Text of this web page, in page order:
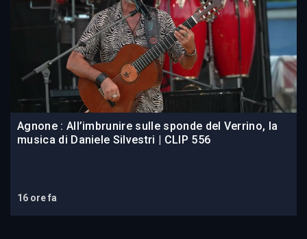
Agnone : All’imbrunire sulle sponde del Verrino, la
musica di Daniele Silvestri | CLIP 556
16 ore fa